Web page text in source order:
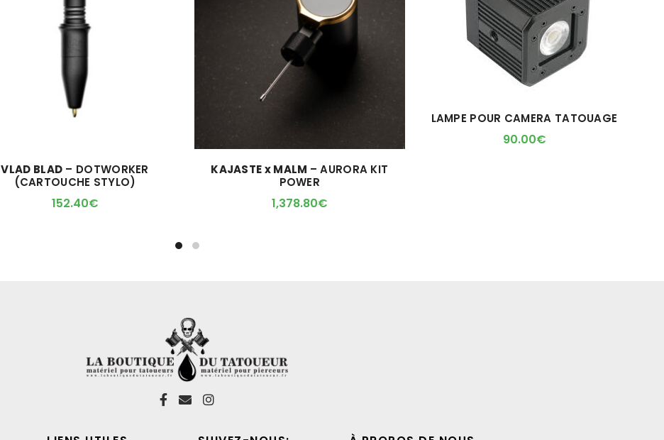
VLAD BLAD – DOTWORKER
(CARTOUCHE STYLO)
152.40€
KAJASTE x MALM – AURORA KIT
POWER
1,378.80€
LAMPE POUR CAMERA TATOUAGE
90.00€